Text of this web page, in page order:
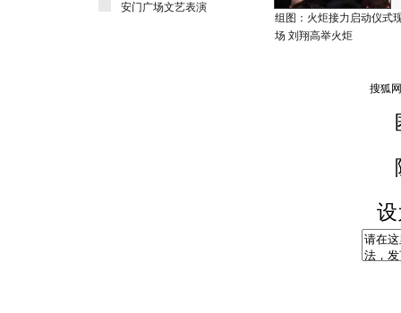
安门广场文艺表演
组图：火炬接力启动仪式
场 刘翔高举火炬